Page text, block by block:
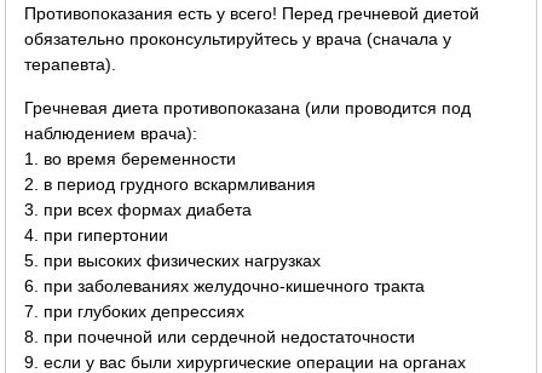
Противопоказания есть у всего! Перед гречневой диетой
обязательно проконсультируйтесь у врача (сначала у
терапевта).
Гречневая диета противопоказана (или проводится под
наблюдением врача):
1. во время беременности
2. в период грудного вскармливания
3. при всех формах диабета
4. при гипертонии
5. при высоких физических нагрузках
6. при заболеваниях желудочно-кишечного тракта
7. при глубоких депрессиях
8. при почечной или сердечной недостаточности
9. если у вас были хирургические операции на органах